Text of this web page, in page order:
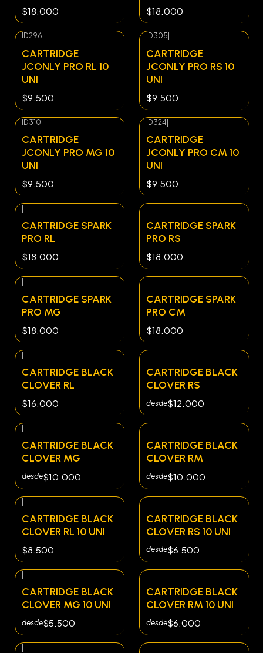
$18.000 $18.000
ID296
CARTRIDGE
JCONLY PRO RL 10
UNI
$9.500
ID305
CARTRIDGE
JCONLY PRO RS 10
UNI
$9.500
ID310|
CARTRIDGE
JCONLY PRO MG 10
UNI
$9.500
ID324|
CARTRIDGE
JCONLY PRO CM 10
UNI
$9.500
CARTRIDGE SPARK
PRO RL
$18.000
CARTRIDGE SPARK
PRO RS
$18.000
CARTRIDGE SPARK
PRO MG
$18.000
CARTRIDGE SPARK
PRO CM
$18.000
CARTRIDGE BLACK
CLOVER RL
$16.000
CARTRIDGE BLACK
CLOVER RS
desde$12.000
CARTRIDGE BLACK
CLOVER MG
desde$10.000
CARTRIDGE BLACK
CLOVER RM
desde$10.000
|
CARTRIDGE BLACK
CLOVER RL 10 UNI
$8.500
|
CARTRIDGE BLACK
CLOVER RS 10 UNI
desde$6.500
CARTRIDGE BLACK
CLOVER MG 10 UNI
desde$5.500
CARTRIDGE BLACK
CLOVER RM 10 UNI
desde$6.000